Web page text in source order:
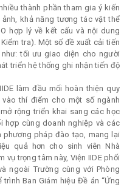
thành phần tham gia ý kiến
khả năng tương tác vật thể
hợp lý về kết cấu và nội dung
tra). Một số đề xuất cải tiến
tối ưu giao diện cho người
triển hệ thống ghi nhận tiến độ
làm đầu mối hoàn thiện quy
thí điểm cho một số ngành
rộng triển khai sang các học
hợp cùng doanh nghiệp và các
pháp đào tạo, mang lại
quả hơn cho sinh viên Nhà
vụ trọng tâm này, Viện IIDE phối
ngoài Trường cùng với Phòng
Ban Giám hiệu Đề án “Ứng